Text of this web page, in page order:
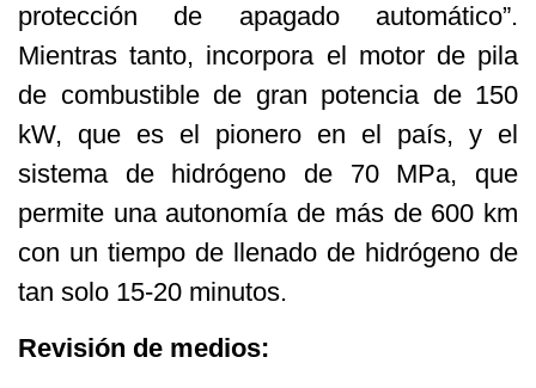
protección de apagado automático”.
Mientras tanto, incorpora el motor de pila
de combustible de gran potencia de 150
kW, que es el pionero en el país, y el
sistema de hidrógeno de 70 MPa, que
permite una autonomía de más de 600 km
con un tiempo de llenado de hidrógeno de
tan solo 15-20 minutos.
Revisión de medios: